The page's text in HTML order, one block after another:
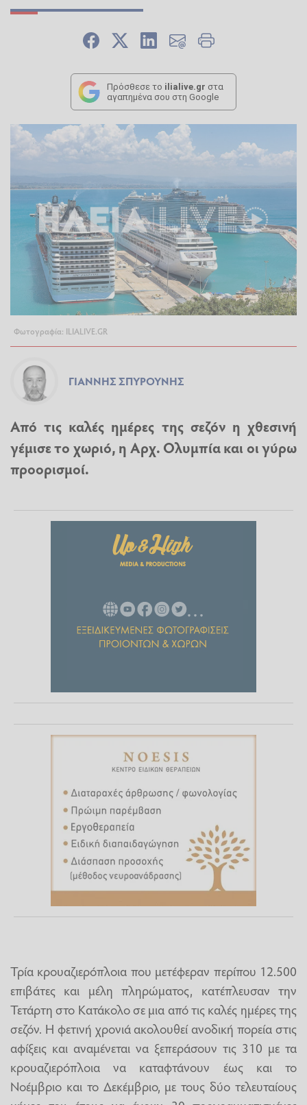
Πρόσθεσε το ilialive.gr στα
αγαπημένα σου στη Google
Φωτογραφία: ILIALIVE.GR
ΓΙΆΝΝΗΣ ΣΠΥΡΟΎΝΗΣ
Από τις καλές ημέρες της σεζόν η χθεσινή
γέμισε το χωριό, η Αρχ. Ολυμπία και οι γύρω
προορισμοί.
Τρία κρουαζιερόπλοια που μετέφεραν περίπου 12.500
επιβάτες και μέλη πληρώματος, κατέπλευσαν την
Τετάρτη στο Κατάκολο σε μια από τις καλές ημέρες της
σεζόν. Η φετινή χρονιά ακολουθεί ανοδική πορεία στις
αφίξεις και αναμένεται να ξεπεράσουν τις 310 με τα
κρουαζιερόπλοια να καταφτάνουν έως και το
Νοέμβριο και το Δεκέμβριο, με τους δύο τελευταίους